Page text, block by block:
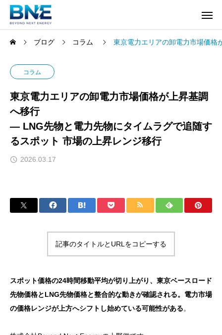
ブログ コラム 東京電力エリアの卸電力市場価
コラム
東京電力エリアの卸電力市場価格が上昇基調
へ移行
― LNG先物と電力先物にタイムラグで追随す
るスポット 市場の上昇レンジ移行
2026.03.17
記事のタイトルとURLをコピーする
スポット価格の24時間移動平均が切り上がり、東京ベースロード
先物価格とLNG先物価格と整合的な動きが確認される。電力市場
の価格レンジが上方へシフトし始めている可能性がある。